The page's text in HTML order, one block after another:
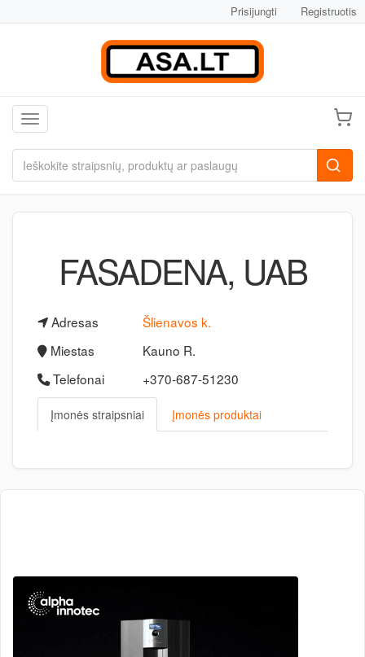
Prisijungti Registruotis
Toggle navigation
FASADENA, UAB
Adresas
Šlienavos k.
Miestas
Kauno R.
Telefonai
+370-687-51230
Įmonės straipsniai Įmonės produktai